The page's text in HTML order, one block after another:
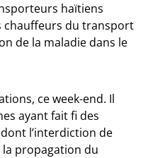
haïtiens
chauffeurs du transport
de la maladie dans le
ce week-end. Il
ayant fait fi des
l’interdiction de
propagation du